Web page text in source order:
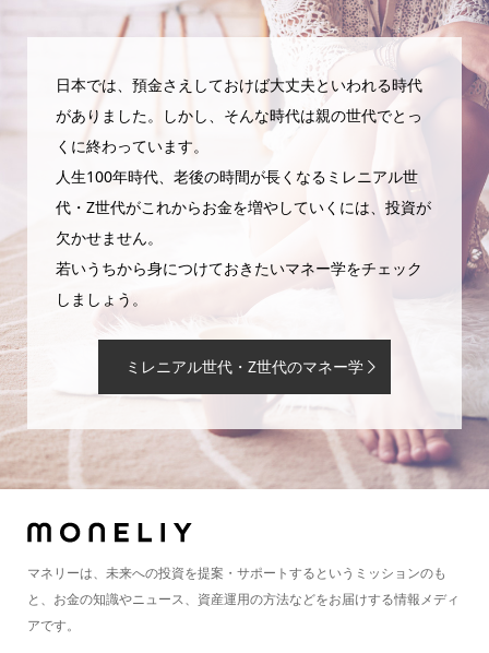
日本では、預金さえしておけば大丈夫といわれる時代
がありました。しかし、そんな時代は親の世代でとっ
くに終わっています。
人生100年時代、老後の時間が長くなるミレニアル世
代・Z世代がこれからお金を増やしていくには、投資が
欠かせません。
若いうちから身につけておきたいマネー学をチェック
しましょう。
ミレニアル世代・Z世代のマネー学
マネリーは、未来への投資を提案・サポートするというミッションのも
と、お金の知識やニュース、資産運用の方法などをお届けする情報メディ
アです。